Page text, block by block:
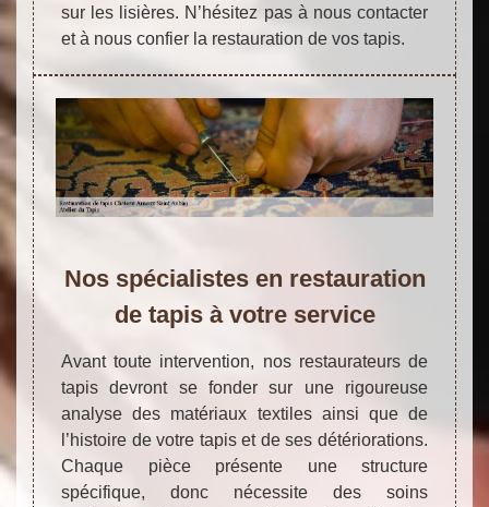
sur les lisières. N’hésitez pas à nous contacter
et à nous confier la restauration de vos tapis.
Nos spécialistes en restauration
de tapis à votre service
Avant toute intervention, nos restaurateurs de
tapis devront se fonder sur une rigoureuse
analyse des matériaux textiles ainsi que de
l’histoire de votre tapis et de ses détériorations.
Chaque pièce présente une structure
spécifique, donc nécessite des soins